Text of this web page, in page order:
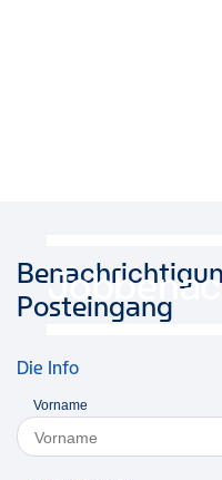
Posteingang
Die Info
Vorname